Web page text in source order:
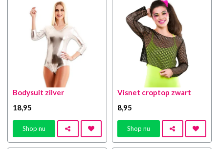
Bodysuit zilver
18,95
Shop nu
Visnet croptop zwart
8,95
Shop nu